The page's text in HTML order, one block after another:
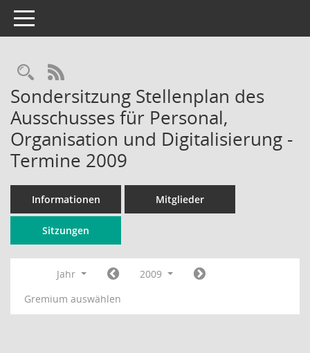
Toggle navigation
Rechercheauswahl
RSS-Feed
Sondersitzung Stellenplan des
Ausschusses für Personal,
Organisation und Digitalisierung -
Termine 2009
Informationen Mitglieder
Sitzungen
Jahr
2009
Gremium auswählen